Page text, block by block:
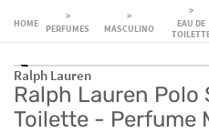
PERFUMES MASCULINO
EAU DE
Ralph Lauren
Ralph Lauren Polo
Toilette - Perfume